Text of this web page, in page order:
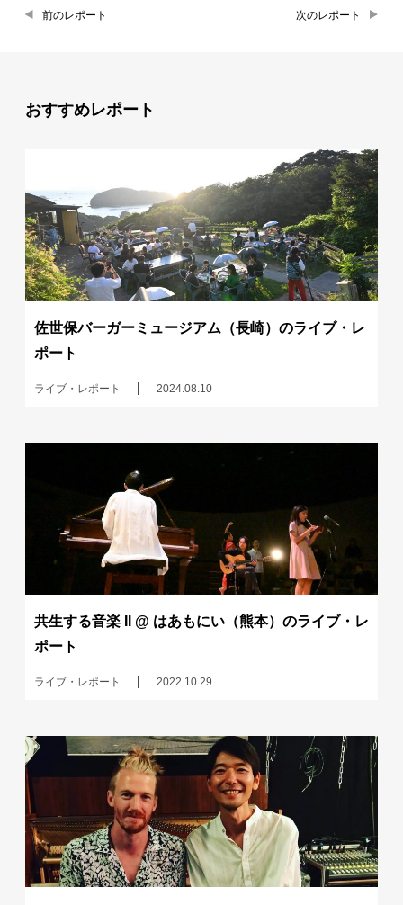
前のレポート 次のレポート
おすすめレポート
佐世保バーガーミュージアム（長崎）のライブ・レ
ポート
ライブ・レポート 2024.08.10
共生する音楽 II @ はあもにい（熊本）のライブ・レ
ポート
ライブ・レポート 2022.10.29